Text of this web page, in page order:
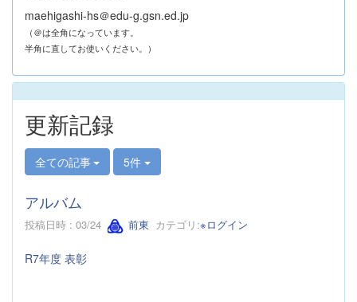
maehigashi-hs＠edu-g.gsn.ed.jp
（＠は全角になっています。
半角に直してお使いください。）
更新記録
全ての記事 5件
アルバム
投稿日時 : 03/24 前東 カテゴリ:※ログイン
R7年度 表彰